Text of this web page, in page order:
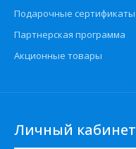
Подарочные сертификаты
Партнерская программа
Акционные товары
Личный кабинет